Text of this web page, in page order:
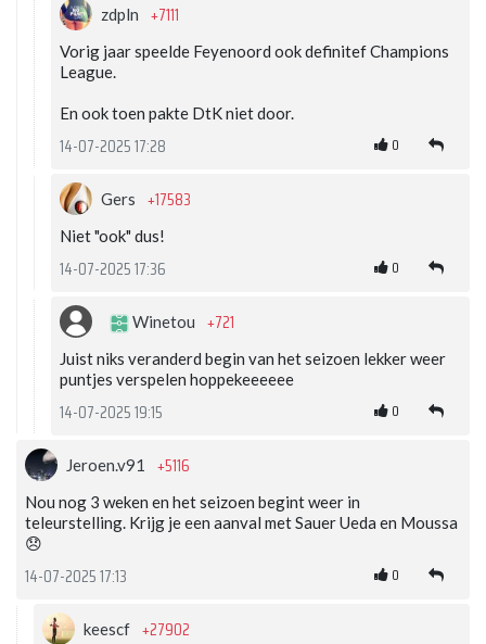
zdpln +7111
Vorig jaar speelde Feyenoord ook definitef Champions
League.
En ook toen pakte DtK niet door.
14-07-2025 17:28 0
Gers +17583
Niet "ook" dus!
14-07-2025 17:36 0
Winetou +721
Juist niks veranderd begin van het seizoen lekker weer
puntjes verspelen hoppekeeeeee
14-07-2025 19:15 0
Jeroen.v91 +5116
Nou nog 3 weken en het seizoen begint weer in
teleurstelling. Krijg je een aanval met Sauer Ueda en Moussa
😞
14-07-2025 17:13 0
keescf +27902